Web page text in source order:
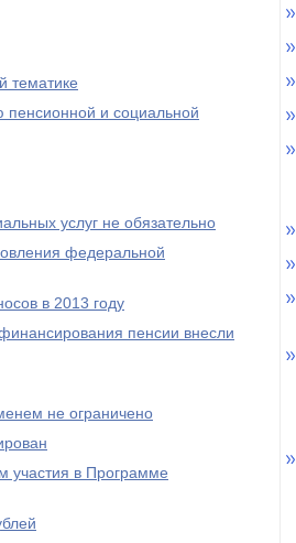
тематике
и социальной
услуг не обязательно
федеральной
в 2013 году
пенсии внесли
не ограничено
участия в Программе